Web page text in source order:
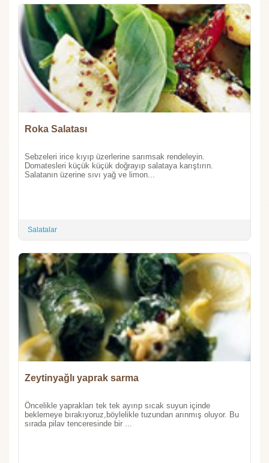
Roka Salatası
Sebzeleri irice kıyıp üzerlerine sarımsak rendeleyin.
Domatesleri küçük küçük doğrayıp salataya karıştırın.
Salatanın üzerine sıvı yağ ve limon...
Salatalar
Zeytinyağlı yaprak sarma
Öncelikle yaprakları tek tek ayırıp sıcak suyun içinde
beklemeye bırakıyoruz,böylelikle tuzundan arınmış oluyor. Bu
sırada pilav tenceresinde bir ...